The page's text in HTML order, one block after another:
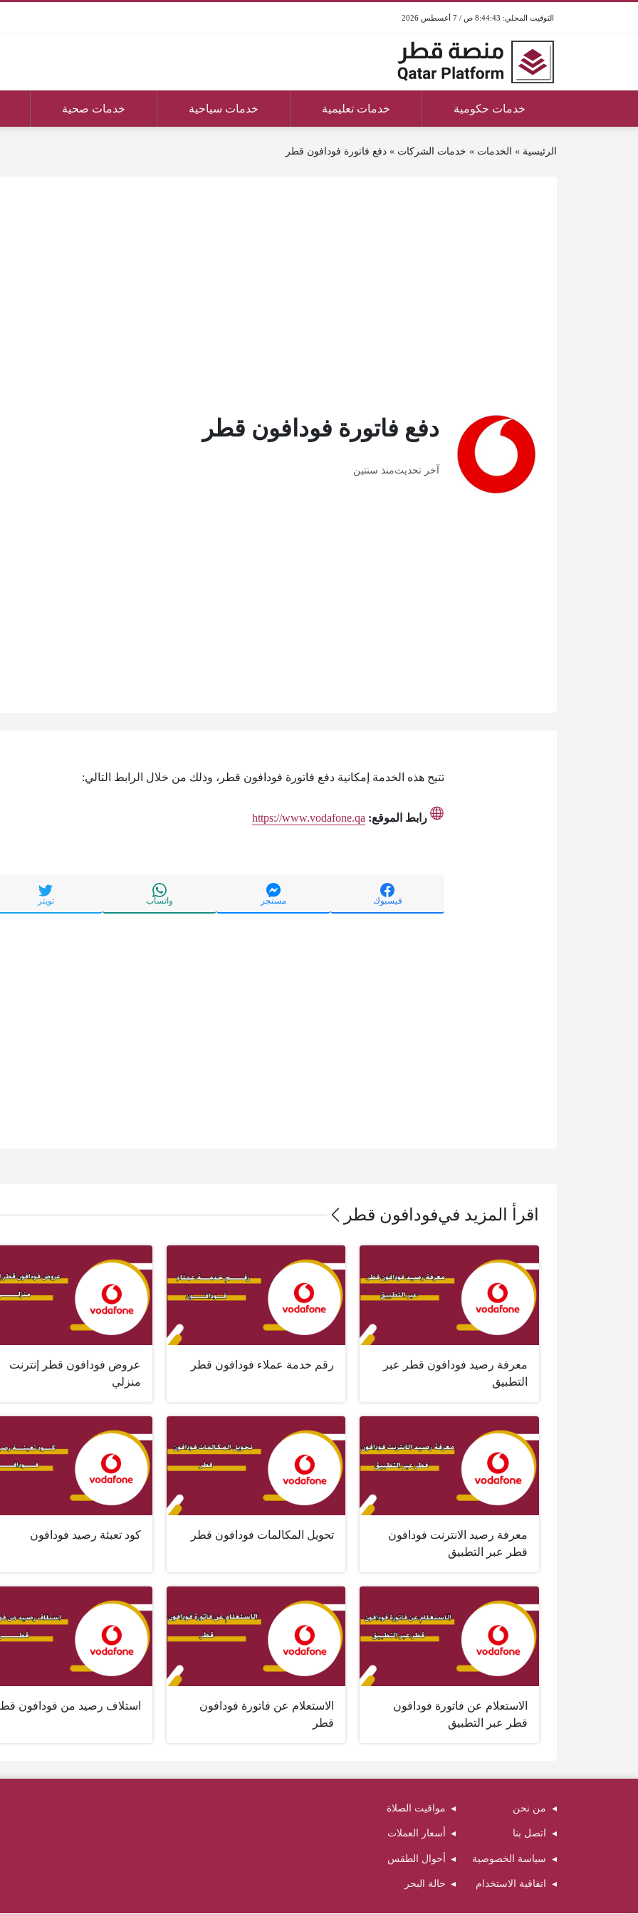
8:44:43 ص / 7 أغسطس 2026
خدمات حكومية خدمات تعليمية خدمات سياحية خدمات صحية
الرئيسية » الخدمات » خدمات الشركات »دفع فاتورة فودافون قطر
دفع فاتورة فودافون قطر
آخر تحديثمنذ سنتين
تتيح هذه الخدمة إمكانية دفع فاتورة فودافون قطر، وذلك من خلال الرابط التالي:
رابط الموقع: https://www.vodafone.qa
فيسبوك مسنجر واتساب تويتر
اقرأ المزيد فيفودافون قطر
معرفة رصيد فودافون قطر عبر
التطبيق
رقم خدمة عملاء فودافون قطر
عروض فودافون قطر إنترنت
منزلي
معرفة رصيد الانترنت فودافون
قطر عبر التطبيق
تحويل المكالمات فودافون قطر كود تعبئة رصيد فودافون
الاستعلام عن فاتورة فودافون
قطر عبر التطبيق
الاستعلام عن فاتورة فودافون
قطر
استلاف رصيد من فودافون
من نحن
اتصل بنا
سياسة الخصوصية
اتفاقية الاستخدام
مواقيت الصلاة
أسعار العملات
أحوال الطقس
حالة البحر